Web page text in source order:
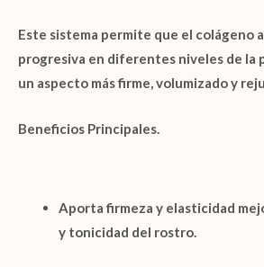
Este sistema permite que el colágeno
progresiva en diferentes niveles de la
un aspecto más firme, volumizado y
Beneficios Principales.
Aporta firmeza y elasticidad
y tonicidad del rostro.